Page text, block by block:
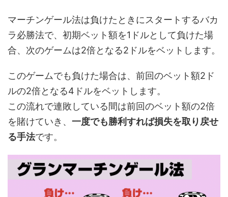
マーチンゲール法は負けたときにスタートするバカ
ラ必勝法で、初期ベット額を1ドルとして負けた場
合、次のゲームは2倍となる2ドルをベットします。
このゲームでも負けた場合は、前回のベット額2ド
ルの2倍となる4ドルをベットします。
この流れで連敗している間は前回のベット額の2倍
を賭けていき、 一度でも勝利すれば損失を取り戻せ
る手法です。